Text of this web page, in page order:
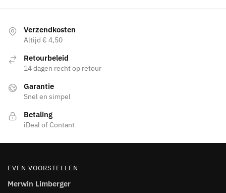
Verzendkosten
Altijd € 4,50
Retourbeleid
14 dagen recht op retour
Garantie
Snel en simpel
Betaling
iDeal of Contant
EVEN VOORSTELLEN
Merwin Limberger